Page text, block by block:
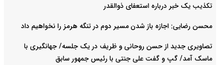
تکذیب یک خبر درباره استعفای ذوالقدر
محسن رضایی: اجازه باز شدن مسیر دوم در تنگه هرمز را نخواهیم داد
تصاویری جدید از حسن روحانی و ظریف در یک جلسه/ جهانگیری با
ماسک آمد/ گپ و گفت علی جنتی با رئیس جمهور سابق